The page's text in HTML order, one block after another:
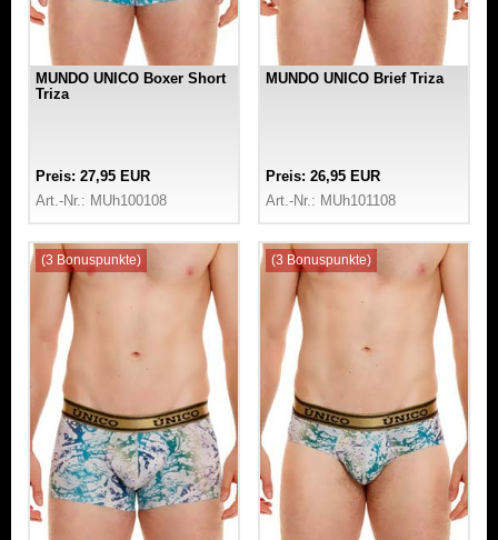
MUNDO UNICO Boxer Short
Triza
Preis: 27,95 EUR
Art.-Nr.: MUh100108
MUNDO UNICO Brief Triza
Preis: 26,95 EUR
Art.-Nr.: MUh101108
(3 Bonuspunkte) (3 Bonuspunkte)